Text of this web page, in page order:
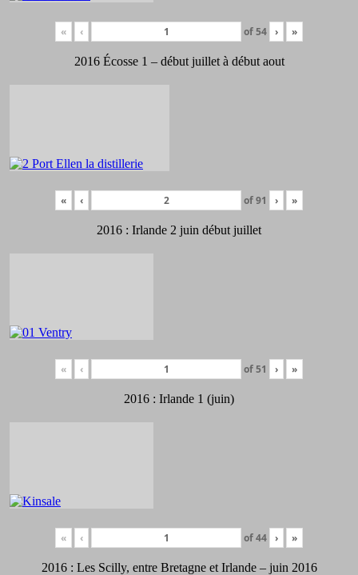
« ‹ of54 › »
2016 Écosse 1 – début juillet à début aout
« ‹ of91 › »
2016 : Irlande 2 juin début juillet
« ‹ of51 › »
2016 : Irlande 1 (juin)
« ‹ of44 › »
2016 : Les Scilly, entre Bretagne et Irlande – juin 2016